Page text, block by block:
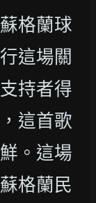
格蘭球
這場關
持者得
這首歌
。這場
格蘭民